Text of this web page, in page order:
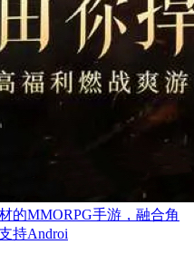
的MMORPG手游，融合角
持Androi